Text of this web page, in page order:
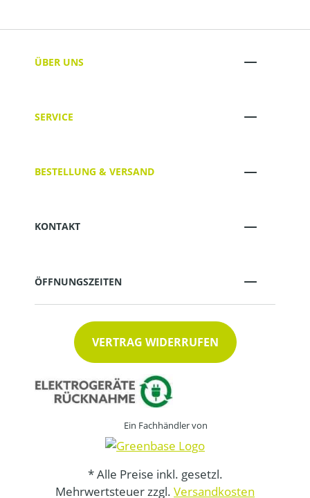
ÜBER UNS
SERVICE
BESTELLUNG & VERSAND
KONTAKT
ÖFFNUNGSZEITEN
VERTRAG WIDERRUFEN
Ein Fachhändler von
* Alle Preise inkl. gesetzl.
Mehrwertsteuer zzgl. Versandkosten